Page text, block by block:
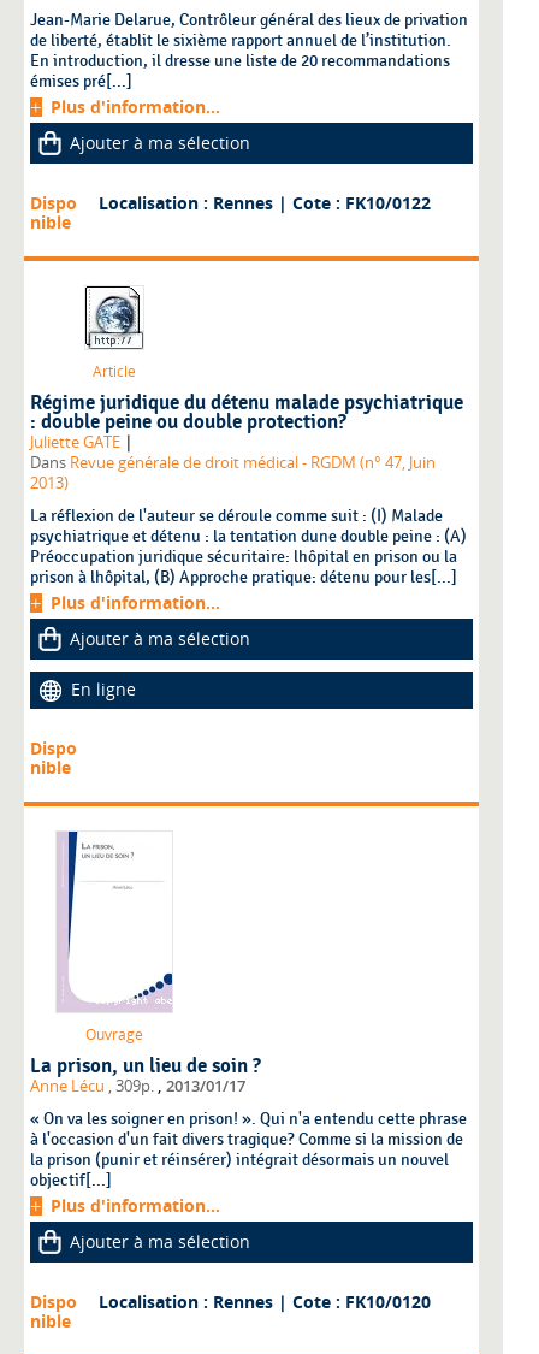
Jean-Marie Delarue, Contrôleur général des lieux de privation
de liberté, établit le sixième rapport annuel de l’institution.
En introduction, il dresse une liste de 20 recommandations
émises pré[...]
Plus d'information...
Ajouter à ma sélection
Dispo
nible
Localisation : Rennes | Cote : FK10/0122
Article
Régime juridique du détenu malade psychiatrique
: double peine ou double protection?
Juliette GATE |
Dans Revue générale de droit médical - RGDM (n° 47, Juin
2013)
La réflexion de l'auteur se déroule comme suit : (I) Malade
psychiatrique et détenu : la tentation dune double peine : (A)
Préoccupation juridique sécuritaire: lhôpital en prison ou la
prison à lhôpital, (B) Approche pratique: détenu pour les[...]
Plus d'information...
Ajouter à ma sélection
En ligne
Dispo
nible
Ouvrage
La prison, un lieu de soin ?
Anne Lécu , 309p. 2013/01/17
« On va les soigner en prison! ». Qui n'a entendu cette phrase
à l'occasion d'un fait divers tragique? Comme si la mission de
la prison (punir et réinsérer) intégrait désormais un nouvel
objectif[...]
Plus d'information...
Ajouter à ma sélection
Dispo
nible
Localisation : Rennes | Cote : FK10/0120